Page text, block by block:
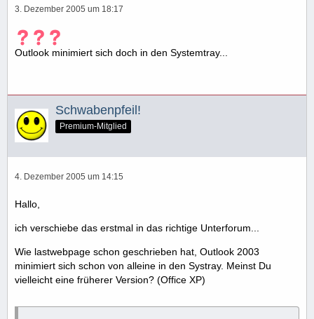
3. Dezember 2005 um 18:17
Outlook minimiert sich doch in den Systemtray...
Schwabenpfeil!
Premium-Mitglied
4. Dezember 2005 um 14:15
Hallo,
ich verschiebe das erstmal in das richtige Unterforum...
Wie lastwebpage schon geschrieben hat, Outlook 2003
minimiert sich schon von alleine in den Systray. Meinst Du
vielleicht eine früherer Version? (Office XP)